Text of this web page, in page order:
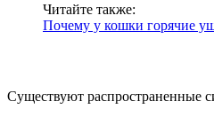
Читайте также:
Почему у кошки горячие
Существуют распространенные